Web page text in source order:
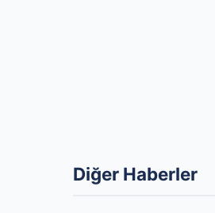
Diğer Haberler